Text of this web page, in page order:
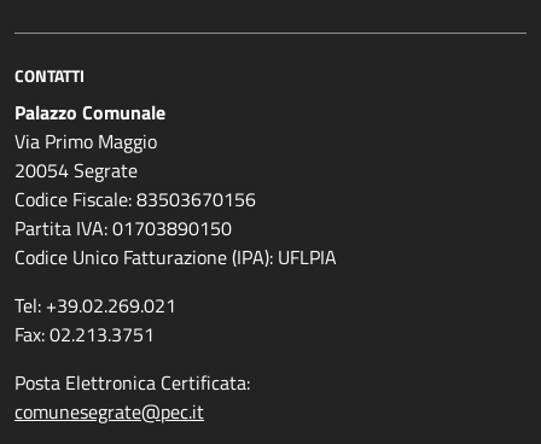
CONTATTI
Palazzo Comunale
Via Primo Maggio
20054 Segrate
Codice Fiscale: 83503670156
Partita IVA: 01703890150
Codice Unico Fatturazione (IPA): UFLPIA
Tel: +39.02.269.021
Fax: 02.213.3751
Posta Elettronica Certificata:
comunesegrate@pec.it